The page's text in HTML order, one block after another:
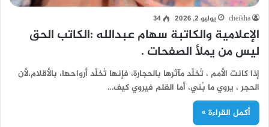
cheikha يوليو 2, 2026 34
الإعلامية والكاتبة سهام عبدالله :الكاتب الحق
ليس من يملأ الصفحات .
إذا كانت الأمم ، تُخلِّد مآثرها بالحجارة، فإنها تُخلِّد أرواحها، بالأقلام،لأن
الحجر ، يروي ما بُني، أما القلم فيروي كيف…
أكمل القراءة »